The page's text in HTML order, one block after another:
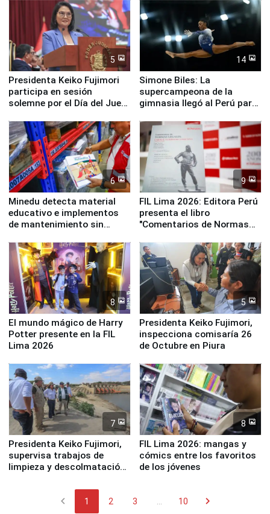
5
Presidenta Keiko Fujimori
participa en sesión
solemne por el Día del Juez
14
Simone Biles: La
supercampeona de la
gimnasia llegó al Perú para
Panamericanos Lima 2027
6
Minedu detecta material
educativo e implementos
de mantenimiento sin
la UGEL 2
9
FIL Lima 2026: Editora Perú
presenta el libro
"Comentarios de Normas
Derecho Colectivo"
8
El mundo mágico de Harry
Potter presente en la FIL
Lima 2026
5
Presidenta Keiko Fujimori,
inspecciona comisaría 26
de Octubre en Piura
7
Presidenta Keiko Fujimori,
supervisa trabajos de
limpieza y descolmatación
8
FIL Lima 2026: mangas y
cómics entre los favoritos
de los jóvenes
chevron_left 1 2 3 10 chevron_right